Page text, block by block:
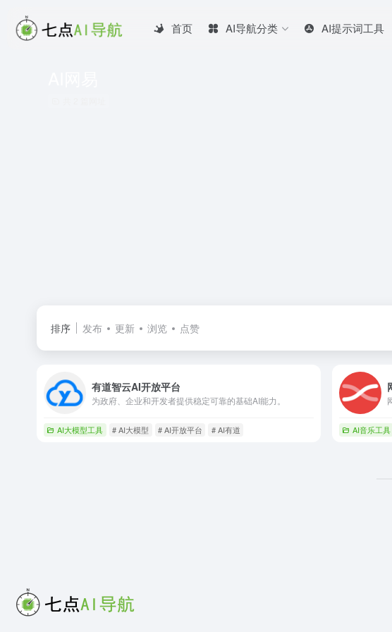
首页 AI导航分类 AI提示词工具
排序 发布 更新 浏览 点赞
有道智云AI开放平台
为政府、企业和开发者提供稳定可靠的基础AI能力。
AI大模型工具 # AI大模型 # AI开放平台 # AI有道 AI音乐工具